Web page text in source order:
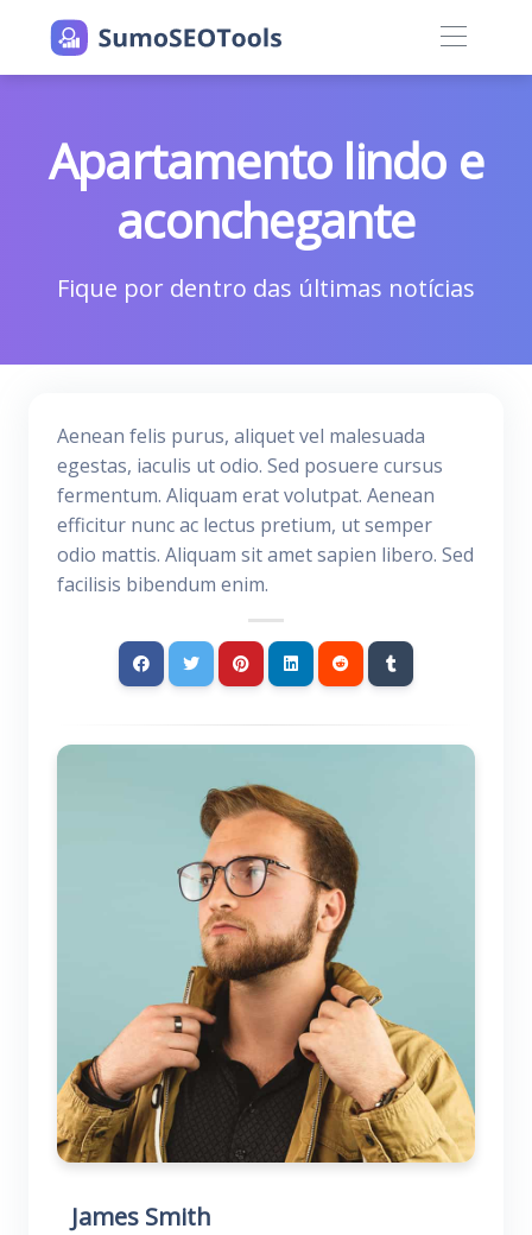
Apartamento lindo e
aconchegante
Fique por dentro das últimas notícias
Aenean felis purus, aliquet vel malesuada
egestas, iaculis ut odio. Sed posuere cursus
fermentum. Aliquam erat volutpat. Aenean
efficitur nunc ac lectus pretium, ut semper
odio mattis. Aliquam sit amet sapien libero. Sed
facilisis bibendum enim.
James Smith